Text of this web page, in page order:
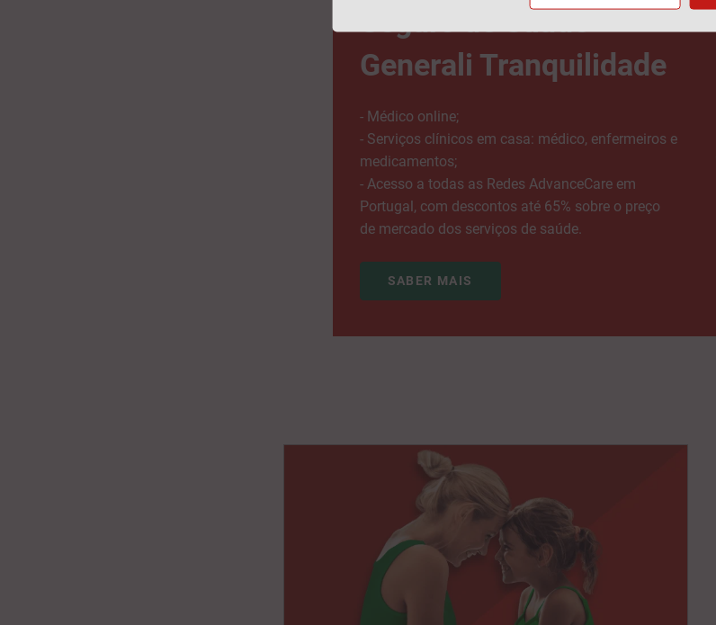
Seguro de Saúde
Generali Tranquilidade
- Médico online;
- Serviços clínicos em casa: médico, enfermeiros e
medicamentos;
- Acesso a todas as Redes AdvanceCare em
Portugal, com descontos até 65% sobre o preço
de mercado dos serviços de saúde.
SABER MAIS